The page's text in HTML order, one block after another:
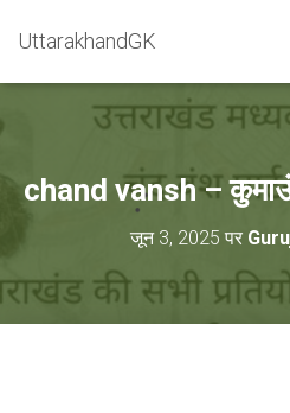
UttarakhandGK
chand vansh –
जून 3, 2025 पर